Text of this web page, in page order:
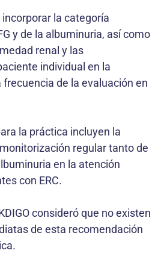
la categoría
y de la albuminuria, así como
renal y las
individual en la
de la evaluación en
la práctica incluyen la
regular tanto de
en la atención
con ERC.
consideró que no existen
de esta recomendación